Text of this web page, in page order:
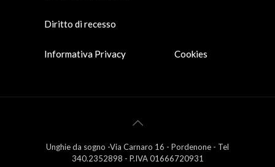
Diritto di recesso
Informativa Privacy Cookies
Unghie da sogno -Via Carnaro 16 - Pordenone - Tel
340.2352898 - P.IVA 01666720931